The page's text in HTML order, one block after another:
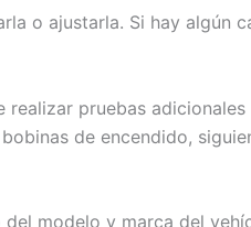
o ajustarla. Si hay algún
pruebas
de encendido,
modelo y marca del